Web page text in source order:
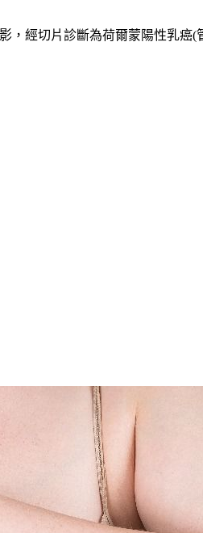
經切片診斷為荷爾蒙陽性乳癌